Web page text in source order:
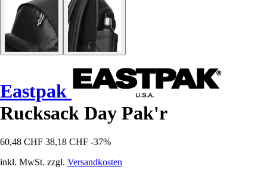
Eastpak
Rucksack Day Pak'r
60,48 CHF 38,18 CHF -37%
inkl. MwSt. zzgl. Versandkosten